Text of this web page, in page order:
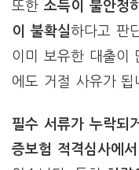
또한 소득이 불안정
이 불확실하다고 판
이미 보유한 대출이
에도 거절 사유가 됩
필수 서류가 누락되
증보험 적격심사에